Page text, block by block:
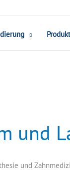
und
und